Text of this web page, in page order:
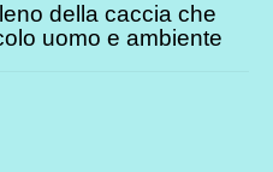
della caccia che
uomo e ambiente